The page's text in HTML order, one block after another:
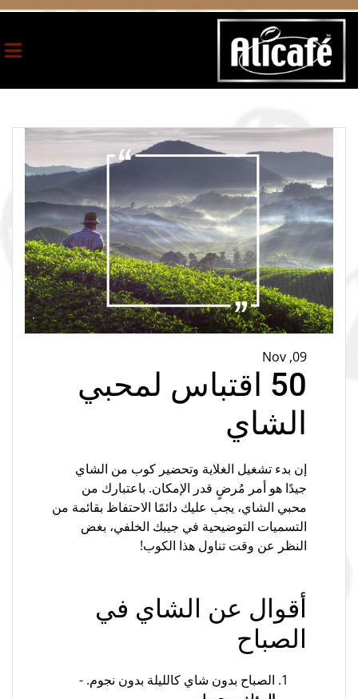
Nov ,09
50 اقتباس لمحبي
الشاي
إن بدء تشغيل الغلاية وتحضير كوب من الشاي
جيدًا هو أمر مُرضٍ قدر الإمكان. باعتبارك من
محبي الشاي، يجب عليك دائمًا الاحتفاظ بقائمة من
التسميات التوضيحية في جيبك الخلفي، بغض
النظر عن وقت تناول هذا الكوب!
أقوال عن الشاي في
الصباح
الصباح بدون شاي كالليلة بدون نجوم. -